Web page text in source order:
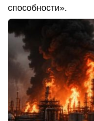
способности».